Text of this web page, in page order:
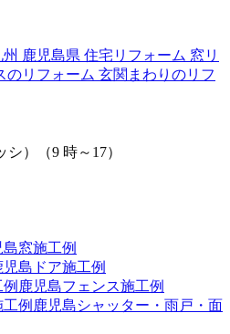
シ） （9 時～17）
窓施工例
ドア施工例
フェンス施工例
シャッター・雨戸・面